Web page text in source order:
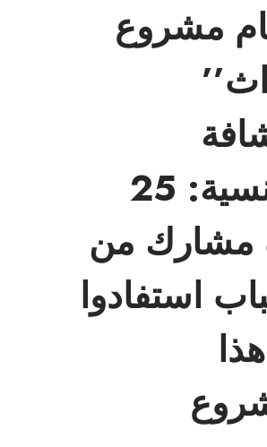
مشروع
التونسية: 25
مشارك من
استفادوا